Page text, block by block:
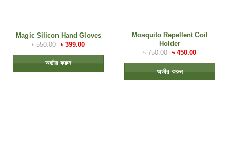
Magic Silicon Hand Gloves
৳550.00 ৳ 399.00
অর্ডার করুন
Mosquito Repellent Coil
Holder
৳750.00 ৳ 450.00
অর্ডার করুন